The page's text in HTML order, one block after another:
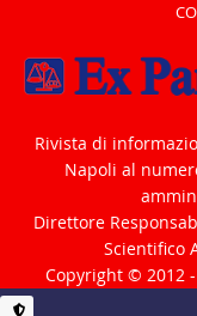
Rivista di
Napoli al
Direttore
Scientifico
Copyright © 2012